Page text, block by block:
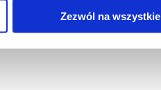
Zezwól na wszystkie